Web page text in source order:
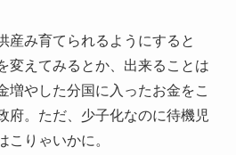
産み育てられるようにすると
変えてみるとか、出来ることは
増やした分国に入ったお金をこ
府。ただ、少子化なのに待機児
こりゃいかに。